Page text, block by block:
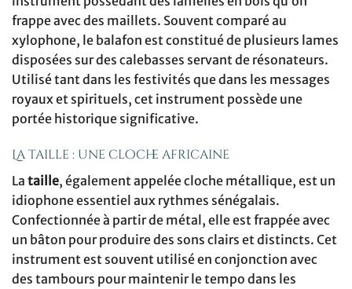
frappe avec des maillets. Souvent comparé au
xylophone, le balafon est constitué de plusieurs lames
disposées sur des calebasses servant de résonateurs.
Utilisé tant dans les festivités que dans les messages
royaux et spirituels, cet instrument possède une
portée historique significative.
La taille : une cloche africaine
La taille, également appelée cloche métallique, est un
idiophone essentiel aux rythmes sénégalais.
Confectionnée à partir de métal, elle est frappée avec
un bâton pour produire des sons clairs et distincts. Cet
instrument est souvent utilisé en conjonction avec
des tambours pour maintenir le tempo dans les